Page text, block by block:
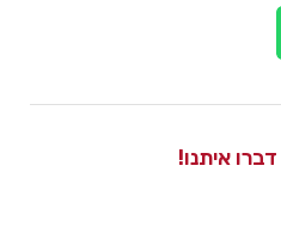
דברו איתנו!